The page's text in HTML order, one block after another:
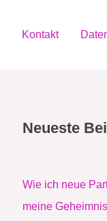
Kontakt
Neueste
Wie ich neue
meine